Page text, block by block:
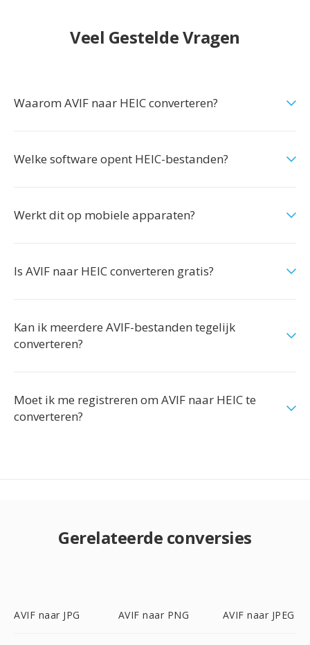
Veel Gestelde Vragen
Waarom AVIF naar HEIC converteren?
Welke software opent HEIC-bestanden?
Werkt dit op mobiele apparaten?
Is AVIF naar HEIC converteren gratis?
Kan ik meerdere AVIF-bestanden tegelijk
converteren?
Moet ik me registreren om AVIF naar HEIC te
converteren?
Gerelateerde conversies
AVIF naar JPG AVIF naar PNG AVIF naar JPEG